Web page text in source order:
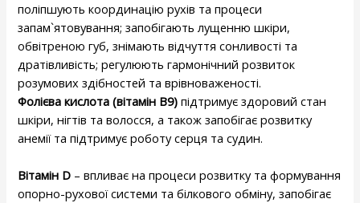
поліпшують координацію рухів та процеси
запам`ятовування; запобігають лущенню шкіри,
обвітреною губ, знімають відчуття сонливості та
дратівливість; регулюють гармонічний розвиток
розумових здібностей та врівноваженості.
Фолієва кислота (вітамін В9) підтримує здоровий стан
шкіри, нігтів та волосся, а також запобігає розвитку
анемії та підтримує роботу серця та судин.
Вітамін D – впливає на процеси розвитку та формування
опорно-рухової системи та білкового обміну, запобігає